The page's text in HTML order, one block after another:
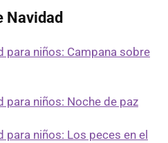
Navidad
para niños: Campana sobre
para niños: Noche de paz
para niños: Los peces en el